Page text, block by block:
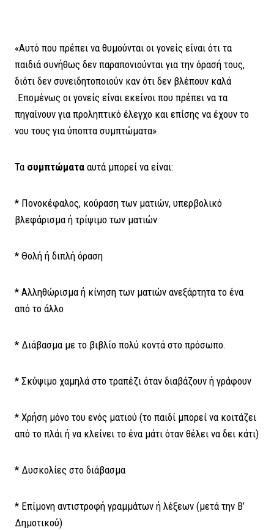
«Αυτό που πρέπει να θυμούνται οι γονείς είναι ότι τα
παιδιά συνήθως δεν παραπονιούνται για την όρασή τους,
διότι δεν συνειδητοποιούν καν ότι δεν βλέπουν καλά
.Επομένως οι γονείς είναι εκείνοι που πρέπει να τα
πηγαίνουν για προληπτικό έλεγχο και επίσης να έχουν το
νου τους για ύποπτα συμπτώματα».
Τα συμπτώματα αυτά μπορεί να είναι:
* Πονοκέφαλος, κούραση των ματιών, υπερβολικό
βλεφάρισμα ή τρίψιμο των ματιών
* Θολή ή διπλή όραση
* Αλληθώρισμα ή κίνηση των ματιών ανεξάρτητα το ένα
από το άλλο
* Διάβασμα με το βιβλίο πολύ κοντά στο πρόσωπο.
* Σκύψιμο χαμηλά στο τραπέζι όταν διαβάζουν ή γράφουν
* Χρήση μόνο του ενός ματιού (το παιδί μπορεί να κοιτάζει
από το πλάι ή να κλείνει το ένα μάτι όταν θέλει να δει κάτι)
* Δυσκολίες στο διάβασμα
* Επίμονη αντιστροφή γραμμάτων ή λέξεων (μετά την Β’
Δημοτικού)